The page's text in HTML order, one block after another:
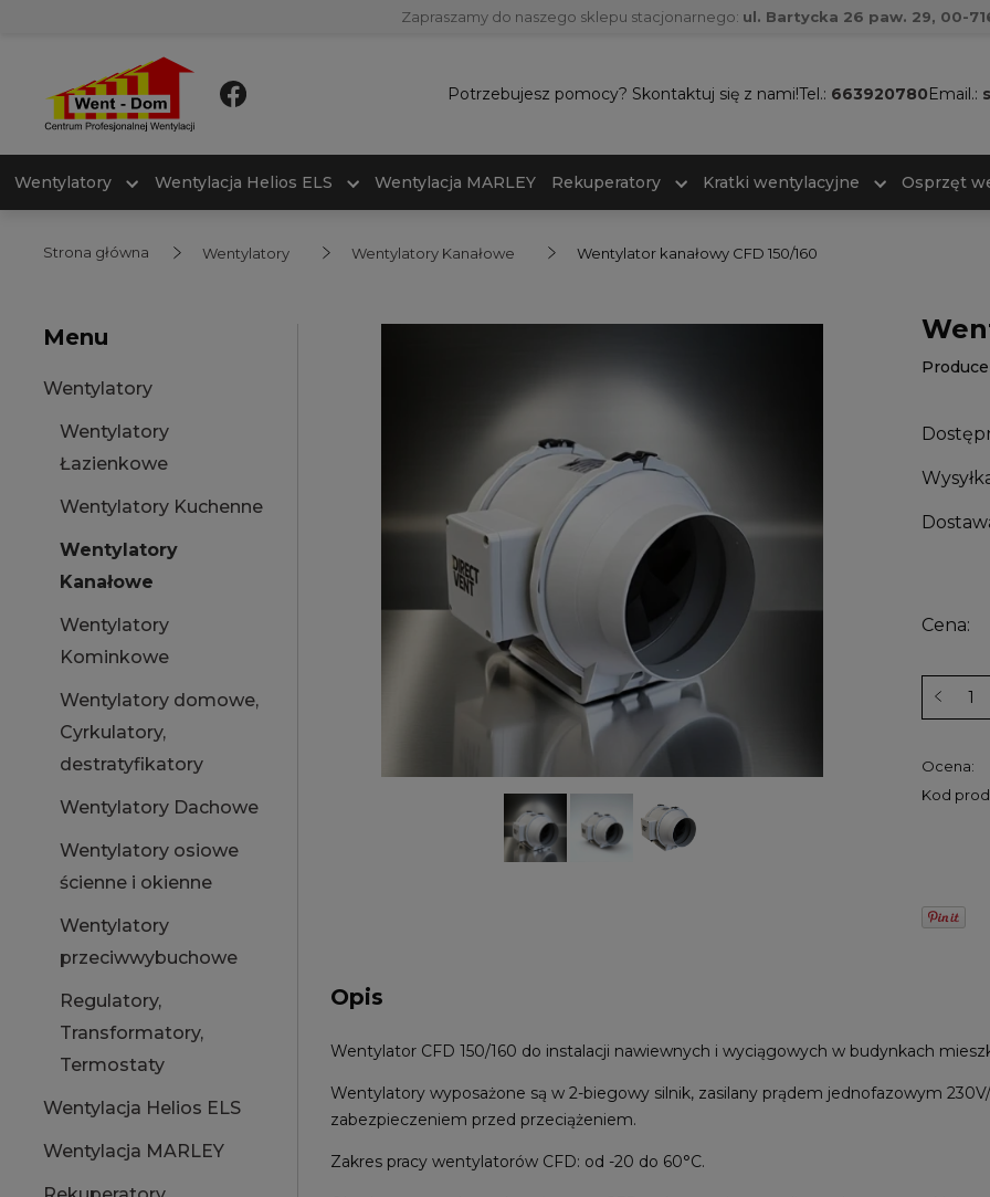
Zapraszamy do naszego sklepu stacjonarnego: ul. Bartycka 26 paw. 29, 00-
Potrzebujesz pomocy? Skontaktuj się z nami!Tel.: 663920780Email.:
Wentylatory Wentylacja Helios ELS Wentylacja MARLEY Rekuperatory Kratki wentylacyjne Osprzęt
Strona główna Wentylatory Wentylatory Kanałowe Wentylator kanałowy CFD 150/160
Menu
Wentylatory
Wentylatory
Łazienkowe
Wentylatory Kuchenne
Wentylatory
Kanałowe
Wentylatory
Kominkowe
Wentylatory domowe,
Cyrkulatory,
destratyfikatory
Wentylatory Dachowe
Wentylatory osiowe
ścienne i okienne
Wentylatory
przeciwwybuchowe
Regulatory,
Transformatory,
Termostaty
Wentylacja Helios ELS
Wentylacja MARLEY
Cena:
Ocena:
Kod
Opis
Wentylator CFD 150/160 do instalacji nawiewnych i wyciągowych w budynkach
Wentylatory wyposażone są w 2-biegowy silnik, zasilany prądem jednofazowym
zabezpieczeniem przed przeciążeniem.
Zakres pracy wentylatorów CFD: od -20 do 60°C.